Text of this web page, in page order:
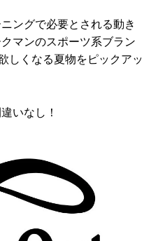
ングで必要とされる動き
マンのスポーツ系ブラン
しくなる夏物をピックアッ
いなし！